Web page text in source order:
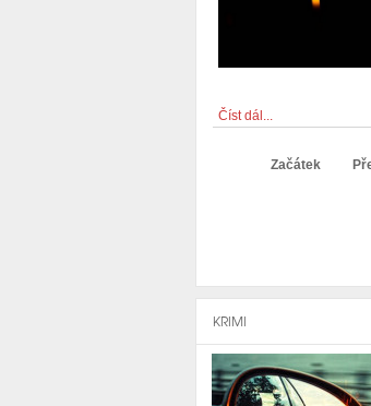
Číst dál...
Začátek
KRIMI